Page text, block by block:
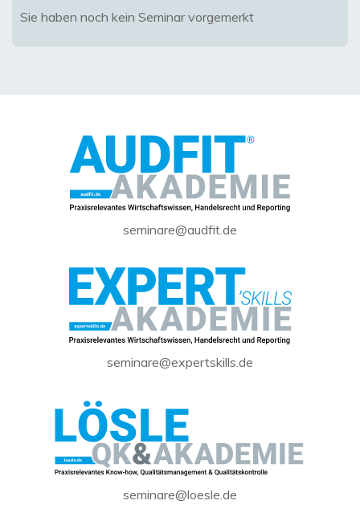
Sie haben noch kein Seminar vorgemerkt
seminare@audfit.de
seminare@expertskills.de
seminare@loesle.de